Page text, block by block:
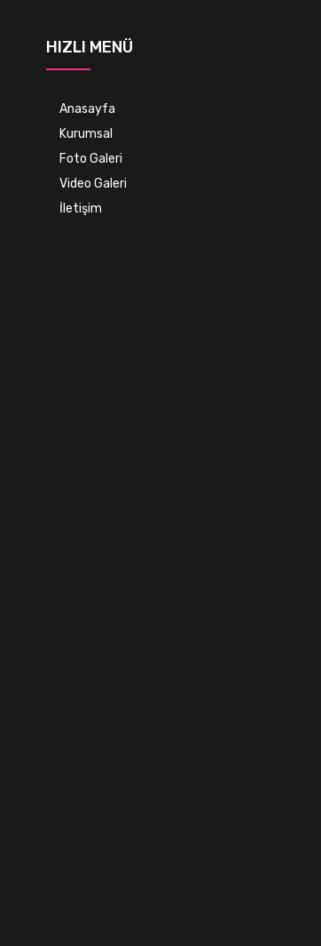
HIZLI MENÜ
Anasayfa
Kurumsal
Foto Galeri
Video Galeri
İletişim